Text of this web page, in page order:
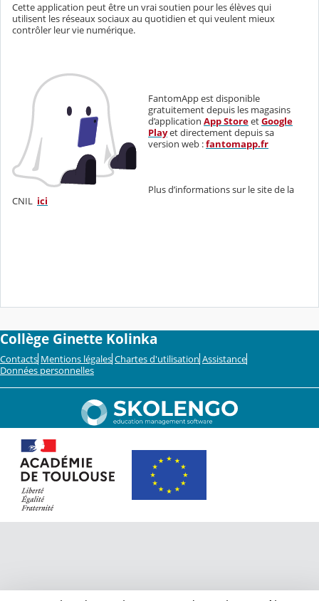
Cette application peut être un vrai soutien pour les élèves qui
utilisent les réseaux sociaux au quotidien et qui veulent mieux
contrôler leur vie numérique.
FantomApp est disponible
gratuitement depuis les magasins
d’application App StoreetGoogle
Playet directement depuissa
version web :fantomapp.fr
Plus d’informations sur le site de la
CNIL ici
Collège Ginette Kolinka
Contacts Mentions légales Chartes d'utilisation Assistance
Données personnelles